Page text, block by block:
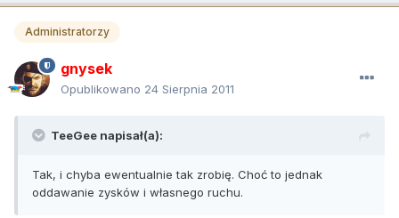
Administratorzy
gnysek
Opublikowano 24 Sierpnia 2011
TeeGee napisał(a):
Tak, i chyba ewentualnie tak zrobię. Choć to jednak
oddawanie zysków i własnego ruchu.